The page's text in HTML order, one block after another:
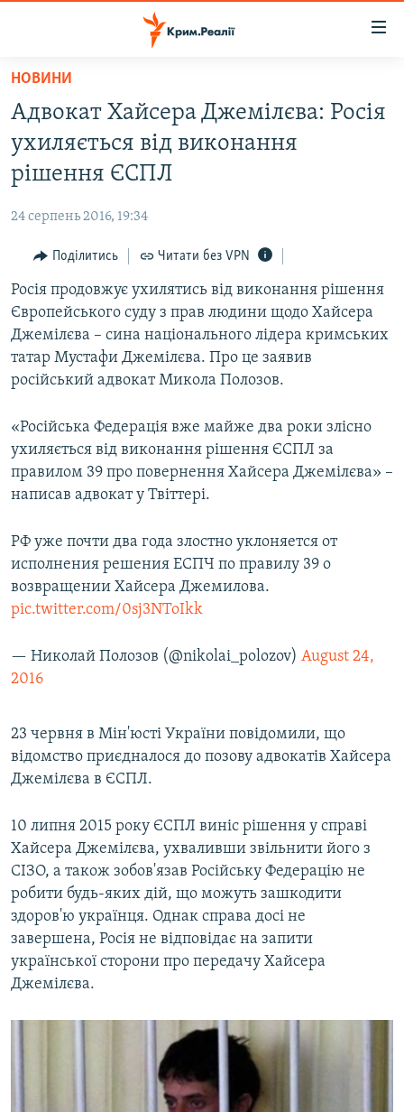
Перейти
основного
матеріалу
Перейти
до
основної
навігації
Перейти
пошуку
ВОДА.КРИМ
ВІДЕО ТА ФОТО
БЛОГИ
ПОГЛЯД
ІНТЕРВ'Ю
ВСЕ ЗА ДЕНЬ
СПЕЦПРОЕКТИ
ДЕПОРТАЦІЯ
ВІДЕОУРОКИ «ELIFBE»
СВІДЧЕННЯ ОКУПАЦІЇ
УКРАЇНСЬКА ПРОБЛЕМА КРИМУ
ЯК ОБІЙТИ БЛОКУВАННЯ
Русский
Qırımtatar
Усі сайти RFE/RL
НОВИНИ
Адвокат Хайсера Джемілєва: Росія
ухиляється від виконання
рішення ЄСПЛ
24 серпень 2016, 19:34
Поділитись Читати без VPN
Росія продовжує ухилятись від виконання рішення
Європейського суду з прав людини щодо Хайсера
Джемілєва – сина національного лідера кримських
татар Мустафи Джемілєва. Про це заявив
російський адвокат Микола Полозов.
«Російська Федерація вже майже два роки злісно
ухиляється від виконання рішення ЄСПЛ за
правилом 39 про повернення Хайсера Джемілєва» –
написав адвокат у Твіттері.
РФ уже почти два года злостно уклоняется от
исполнения решения ЕСПЧ по правилу 39 о
возвращении Хайсера Джемилова.
pic.twitter.com/0sj3NToIkk
— Николай Полозов (@nikolai_polozov) August 24,
2016
23 червня в Мін'юсті України повідомили, що
відомство приєдналося до позову адвокатів Хайсера
Джемілєва в ЄСПЛ.
10 липня 2015 року ЄСПЛ виніс рішення у справі
Хайсера Джемілєва, ухваливши звільнити його з
СІЗО, а також зобов'язав Російську Федерацію не
робити будь-яких дій, що можуть зашкодити
здоров'ю українця. Однак справа досі не
завершена, Росія не відповідає на запити
української сторони про передачу Хайсера
Джемілєва.